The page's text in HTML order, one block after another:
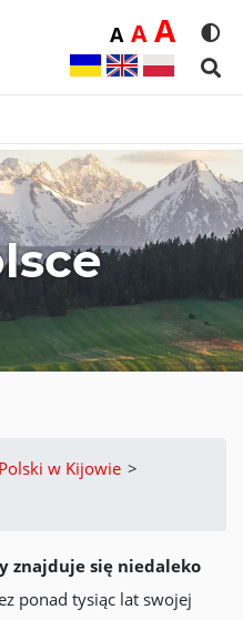
ADomyślna
AŚrednia
A
w Kijowie >
znajduje się niedaleko
ponad tysiąc lat swojej